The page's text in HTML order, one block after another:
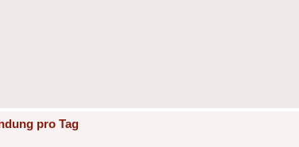
pro Tag